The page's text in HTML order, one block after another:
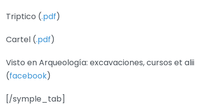
Triptico (.pdf)
Cartel (.pdf)
Visto en Arqueología: excavaciones, cursos et alii
(facebook)
[/symple_tab]